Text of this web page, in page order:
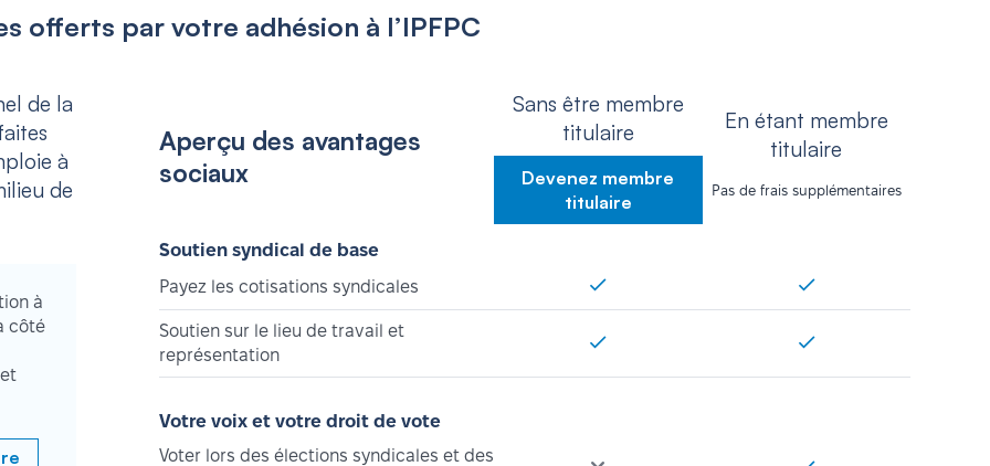
offerts par votre adhésion à l’IPFPC
de la
à
de
à
côté
Aperçu des avantages
sociaux
Sans être membre
titulaire
Devenez membre
titulaire
En étant membre
titulaire
Pas de frais supplémentaires
Soutien syndical de base
Payez les cotisations syndicales
Soutien sur le lieu de travail et
représentation
Votre voix et votre droit de vote
Voter lors des élections syndicales et des